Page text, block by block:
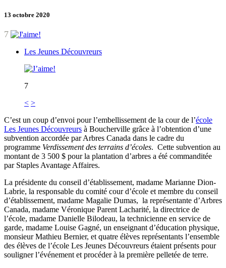
13 octobre 2020
7
Les Jeunes Découvreurs
7
< >
C’est un coup d’envoi pour l’embellissement de la cour de l’école
Les Jeunes Découvreurs à Boucherville grâce à l’obtention d’une
subvention accordée par Arbres Canada dans le cadre du
programme Verdissement des terrains d’écoles. Cette subvention au
montant de 3 500 $ pour la plantation d’arbres a été commanditée
par Staples Avantage Affaires.
La présidente du conseil d’établissement, madame Marianne Dion-
Labrie, la responsable du comité cour d’école et membre du conseil
d’établissement, madame Magalie Dumas, la représentante d’Arbres
Canada, madame Véronique Parent Lacharité, la directrice de
l’école, madame Danielle Bilodeau, la technicienne en service de
garde, madame Louise Gagné, un enseignant d’éducation physique,
monsieur Mathieu Bernier, et quatre élèves représentants l’ensemble
des élèves de l’école Les Jeunes Découvreurs étaient présents pour
souligner l’événement et procéder à la première pelletée de terre.